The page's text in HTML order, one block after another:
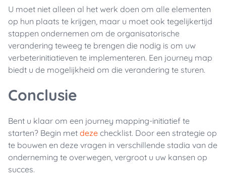
U moet niet alleen al het werk doen om alle elementen
op hun plaats te krijgen, maar u moet ook tegelijkertijd
stappen ondernemen om de organisatorische
verandering teweeg te brengen die nodig is om uw
verbeterinitiatieven te implementeren. Een journey map
biedt u de mogelijkheid om die verandering te sturen.
Conclusie
Bent u klaar om een journey mapping-initiatief te
starten? Begin met deze checklist. Door een strategie op
te bouwen en deze vragen in verschillende stadia van de
onderneming te overwegen, vergroot u uw kansen op
succes.